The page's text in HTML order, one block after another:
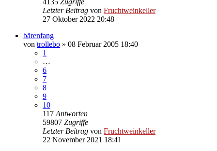
Letzter Beitrag von Fruchtweinkeller
27 Oktober 2022 20:48
bärenfang
von trollebo » 08 Februar 2005 18:40
1
…
6
7
8
9
10
117 Antworten
59807 Zugriffe
Letzter Beitrag von Fruchtweinkeller
22 November 2021 18:41